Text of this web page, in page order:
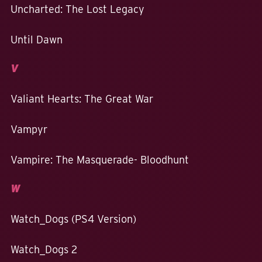
Uncharted: The Lost Legacy
Until Dawn
V
Valiant Hearts: The Great War
Vampyr
Vampire: The Masquerade- Bloodhunt
W
Watch_Dogs (PS4 Version)
Watch_Dogs 2